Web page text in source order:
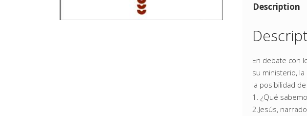
Description
En debate con
su ministerio,
la posibilidad
1. ¿Qué
2.Jesús,